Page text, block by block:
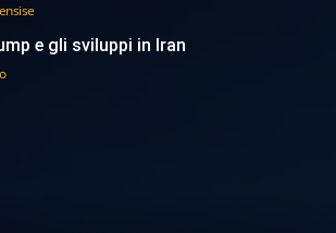
e gli sviluppi in Iran